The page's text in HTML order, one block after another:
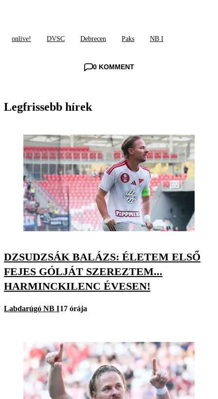
onlive! DVSC Debrecen Paks NB I
0 KOMMENT
Legfrissebb hírek
DZSUDZSÁK BALÁZS: ÉLETEM ELSŐ
FEJES GÓLJÁT SZEREZTEM...
HARMINCKILENC ÉVESEN!
Labdarúgó NB I17 órája